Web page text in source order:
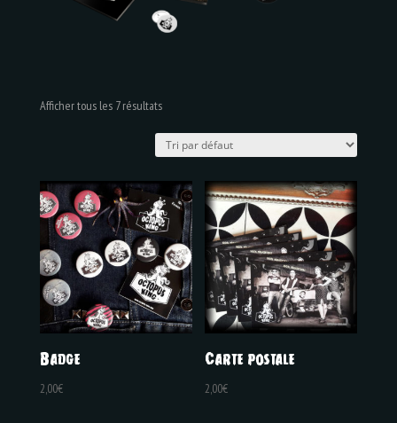
Afficher tous les 7 résultats
Badge
2,00€
Carte postale
2,00€